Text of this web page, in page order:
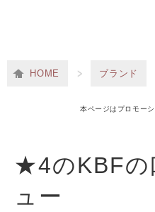
HOME ブランド
本ページはプロモー
★4のKBFの
ュー